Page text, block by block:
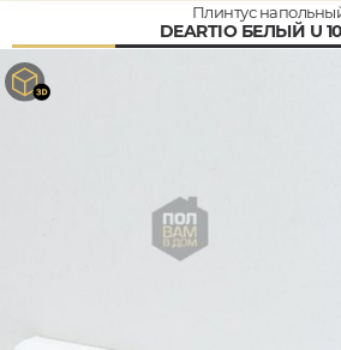
Плинтус
DEARTIO БЕЛЫЙ U